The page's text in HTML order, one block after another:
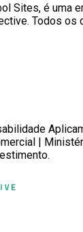
Sites, é uma
Todos os
|